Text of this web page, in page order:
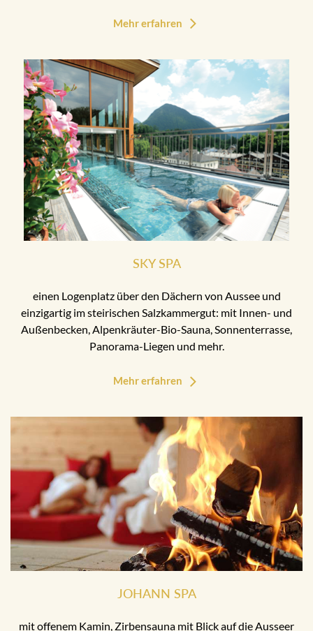
Mehr erfahren
SKY SPA
einen Logenplatz über den Dächern von Aussee und
einzigartig im steirischen Salzkammergut: mit Innen- und
Außenbecken, Alpenkräuter-Bio-Sauna, Sonnenterrasse,
Panorama-Liegen und mehr.
Mehr erfahren
JOHANN SPA
mit offenem Kamin, Zirbensauna mit Blick auf die Ausseer